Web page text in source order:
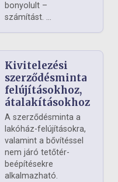
bonyolult –
számítást. ...
Kivitelezési
szerződésminta
felújításokhoz,
átalakításokhoz
A szerződésminta a
lakóház-felújításokra,
valamint a bővítéssel
nem járó tetőtér-
beépítésekre
alkalmazható.